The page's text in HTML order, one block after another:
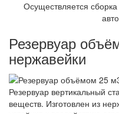
Осуществляется
Резервуар
нержавейки
Резервуар вертикальный
веществ. Изготовлен из